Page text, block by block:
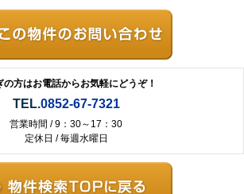
の方はお電話からお気軽にどうぞ！
TEL.0852-67-7321
営業時間 / 9：30～17：30
定休日 / 毎週水曜日